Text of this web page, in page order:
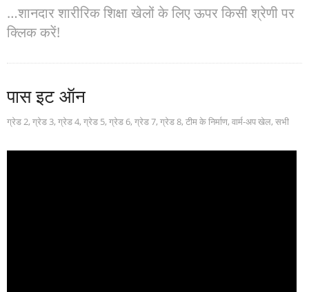
…शानदार शारीरिक शिक्षा खेलों के लिए ऊपर किसी श्रेणी पर
क्लिक करें!
पास इट ऑन
ग्रेड 2, ग्रेड 3, ग्रेड 4, ग्रेड 5, ग्रेड 6, ग्रेड 7, ग्रेड 8, टीम के निर्माण, वार्म-अप खेल, सभी